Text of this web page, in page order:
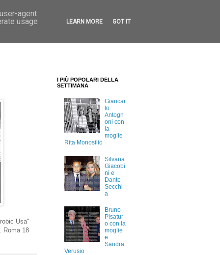
Usa"
Roma 18
I PIÙ POPOLARI DELLA
SETTIMANA
Giancar
lo
Antogn
oni con
la
moglie
Rita Monosilio
Silvana
Giacobi
ni e
Dante
Secchi
a
Bruno
Pisatur
o con la
moglie
e
Sandra
Verusio
agent
usage
LEARN MORE GOT IT